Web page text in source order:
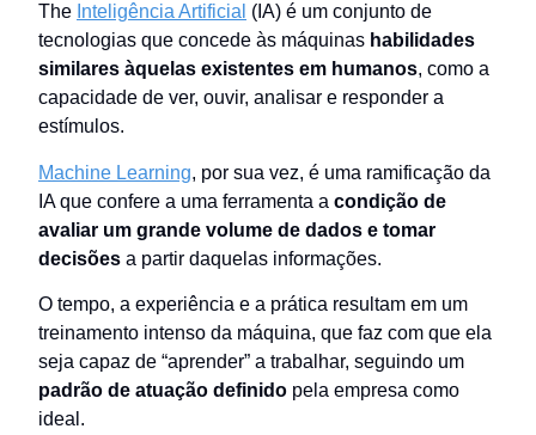
The Inteligência Artificial (IA) é um conjunto de
tecnologias que concede às máquinas habilidades
similares àquelas existentes em humanos, como a
capacidade de ver, ouvir, analisar e responder a
estímulos.
Machine Learning, por sua vez, é uma ramificação da
IA que confere a uma ferramenta a condição de
avaliar um grande volume de dados e tomar
decisões a partir daquelas informações.
O tempo, a experiência e a prática resultam em um
treinamento intenso da máquina, que faz com que ela
seja capaz de “aprender” a trabalhar, seguindo um
padrão de atuação definido pela empresa como
ideal.